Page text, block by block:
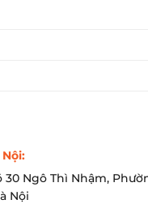
30 Ngô Thì Nhậm,
Nội